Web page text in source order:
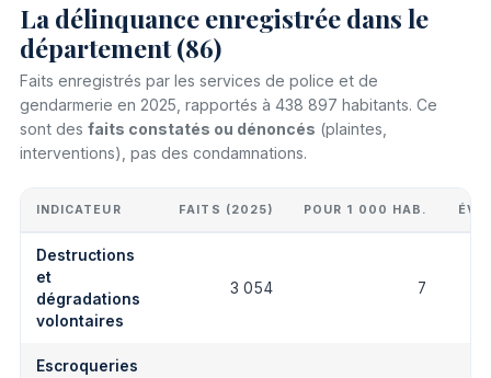
La délinquance enregistrée dans le
département (86)
Faits enregistrés par les services de police et de
gendarmerie en 2025, rapportés à 438 897 habitants. Ce
sont des faits constatés ou dénoncés (plaintes,
interventions), pas des condamnations.
INDICATEUR FAITS (2025) POUR 1 000 HAB.
Destructions
et
dégradations
volontaires
3 054 7
Escroqueries